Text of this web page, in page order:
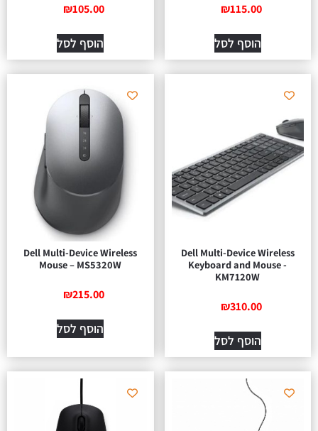
₪115.00
הוסף לסל
₪105.00
הוסף לסל
Dell Multi-Device Wireless
Keyboard and Mouse -
KM7120W
₪310.00
הוסף לסל
Dell Multi-Device Wireless
Mouse – MS5320W
₪215.00
הוסף לסל